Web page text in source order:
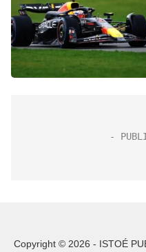
Copyright © 2026 - ISTOÉ